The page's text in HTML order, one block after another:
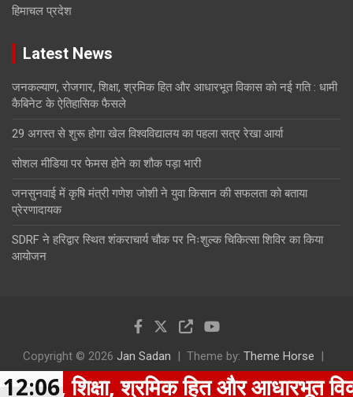
हिमाचल प्रदेश
Latest News
जनकल्याण, रोजगार, शिक्षा, श्रमिक हित और आधारभूत विकास को नई गति : धामी
कैबिनेट के ऐतिहासिक फैसले
29 अगस्त से शुरू होगा खेल विश्वविद्यालय का पहला सत्र रेखा आर्या
सोशल मीडिया पर फेमस होने का शौक पड़ा भारी
जनसुनवाई में कृषि मंत्री गणेश जोशी ने युवा किसान की सफलता को बताया
प्रेरणादायक
SDRF ने हरिद्वार स्थित शंकराचार्य चौक पर निःशुल्क चिकित्सा शिविर का किया
आयोजन
Copyright © 2026 Jan Sadan Theme by: Theme Horse
Proudly Powered by:
WordPress
शिक्षा, श्रमिक हित और आधारभूत विकास
12:06